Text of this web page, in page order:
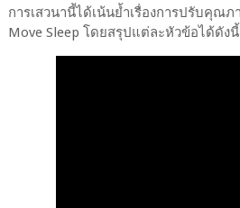
การเสวนานี้ได้เน้นย้ำเรื่องการปรับคุณภ
Move Sleep โดยสรุปแต่ละหัวข้อได้ดังนี้